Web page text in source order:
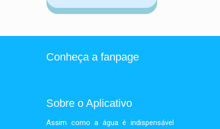
Conheça a fanpage
Sobre o Aplicativo
Assim como a água é indispensável